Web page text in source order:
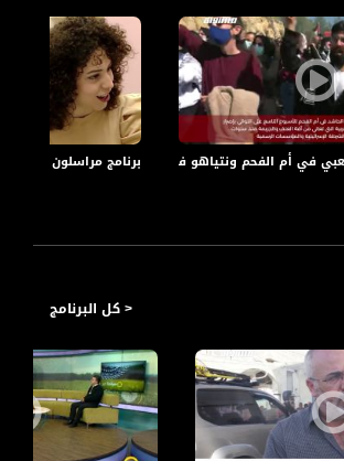
برنامج مراسلون علىفي أم الفحم ونتياهو في زيارة للنقب
< كل البرنامج